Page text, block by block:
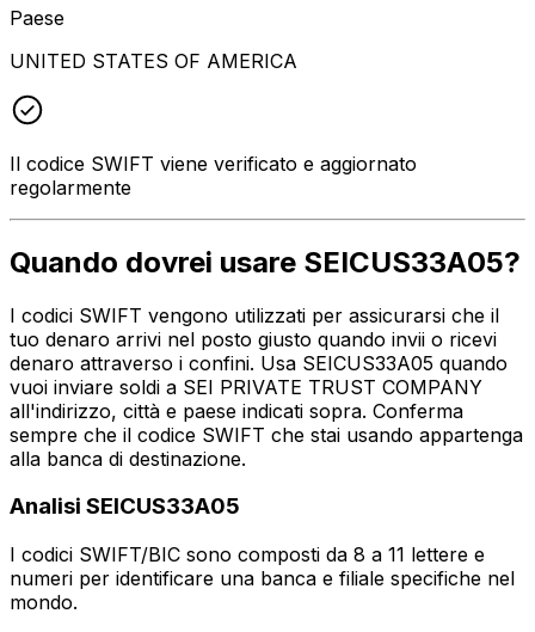
Paese
UNITED STATES OF AMERICA
Il codice SWIFT viene verificato e aggiornato
regolarmente
Quando dovrei usare SEICUS33A05?
I codici SWIFT vengono utilizzati per assicurarsi che il
tuo denaro arrivi nel posto giusto quando invii o ricevi
denaro attraverso i confini. Usa SEICUS33A05 quando
vuoi inviare soldi a SEI PRIVATE TRUST COMPANY
all'indirizzo, città e paese indicati sopra. Conferma
sempre che il codice SWIFT che stai usando appartenga
alla banca di destinazione.
Analisi SEICUS33A05
I codici SWIFT/BIC sono composti da 8 a 11 lettere e
numeri per identificare una banca e filiale specifiche nel
mondo.